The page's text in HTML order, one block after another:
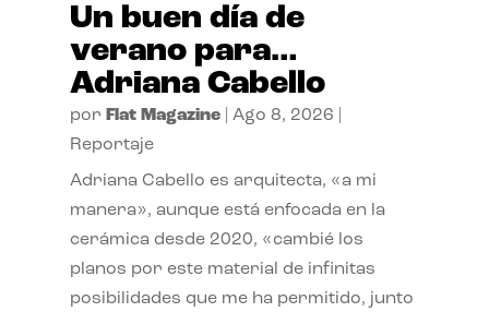
Un buen día de
verano para…
Adriana Cabello
por Flat Magazine| Ago 8, 2026
Reportaje
Adriana Cabello es arquitecta, «a mi
manera», aunque está enfocada en la
cerámica desde 2020, «cambié los
planos por este material de infinitas
posibilidades que me ha permitido, junto